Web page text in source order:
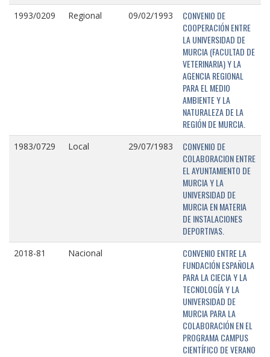
1993/0209 Regional 09/02/1993
CONVENIO DE
COOPERACIÓN ENTRE
LA UNIVERSIDAD DE
MURCIA (FACULTAD DE
VETERINARIA) Y LA
AGENCIA REGIONAL
PARA EL MEDIO
AMBIENTE Y LA
NATURALEZA DE LA
REGIÓN DE MURCIA.
1983/0729 Local 29/07/1983
CONVENIO DE
COLABORACION ENTRE
EL AYUNTAMIENTO DE
MURCIA Y LA
UNIVERSIDAD DE
MURCIA EN MATERIA
DE INSTALACIONES
DEPORTIVAS.
2018-81 Nacional
CONVENIO ENTRE LA
FUNDACIÓN ESPAÑOLA
PARA LA CIECIA Y LA
TECNOLOGÍA Y LA
UNIVERSIDAD DE
MURCIA PARA LA
COLABORACIÓN EN EL
PROGRAMA CAMPUS
CIENTÍFICO DE VERANO